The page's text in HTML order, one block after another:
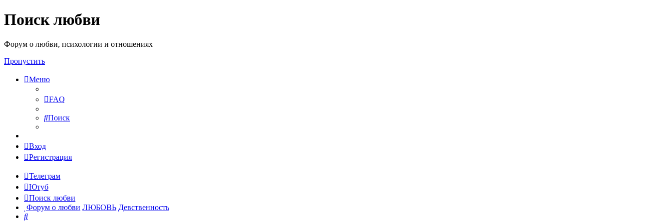
Поиск любви
Форум о любви, психологии и отношениях
Пропустить
Меню
FAQ
Поиск
Вход
Регистрация
Телеграм
Ютуб
Поиск любви
Форум о любви ЛЮБОВЬ Девственность
Поиск